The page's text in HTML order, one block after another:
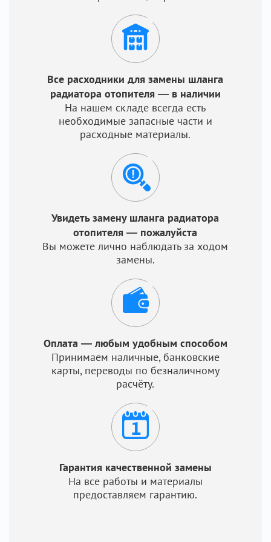
Все расходники для замены шланга
радиатора отопителя — в наличии
На нашем складе всегда есть
необходимые запасные части и
расходные материалы.
Увидеть замену шланга радиатора
отопителя — пожалуйста
Вы можете лично наблюдать за ходом
замены.
Оплата — любым удобным способом
Принимаем наличные, банковские
карты, переводы по безналичному
расчёту.
Гарантия качественной замены
На все работы и материалы
предоставляем гарантию.